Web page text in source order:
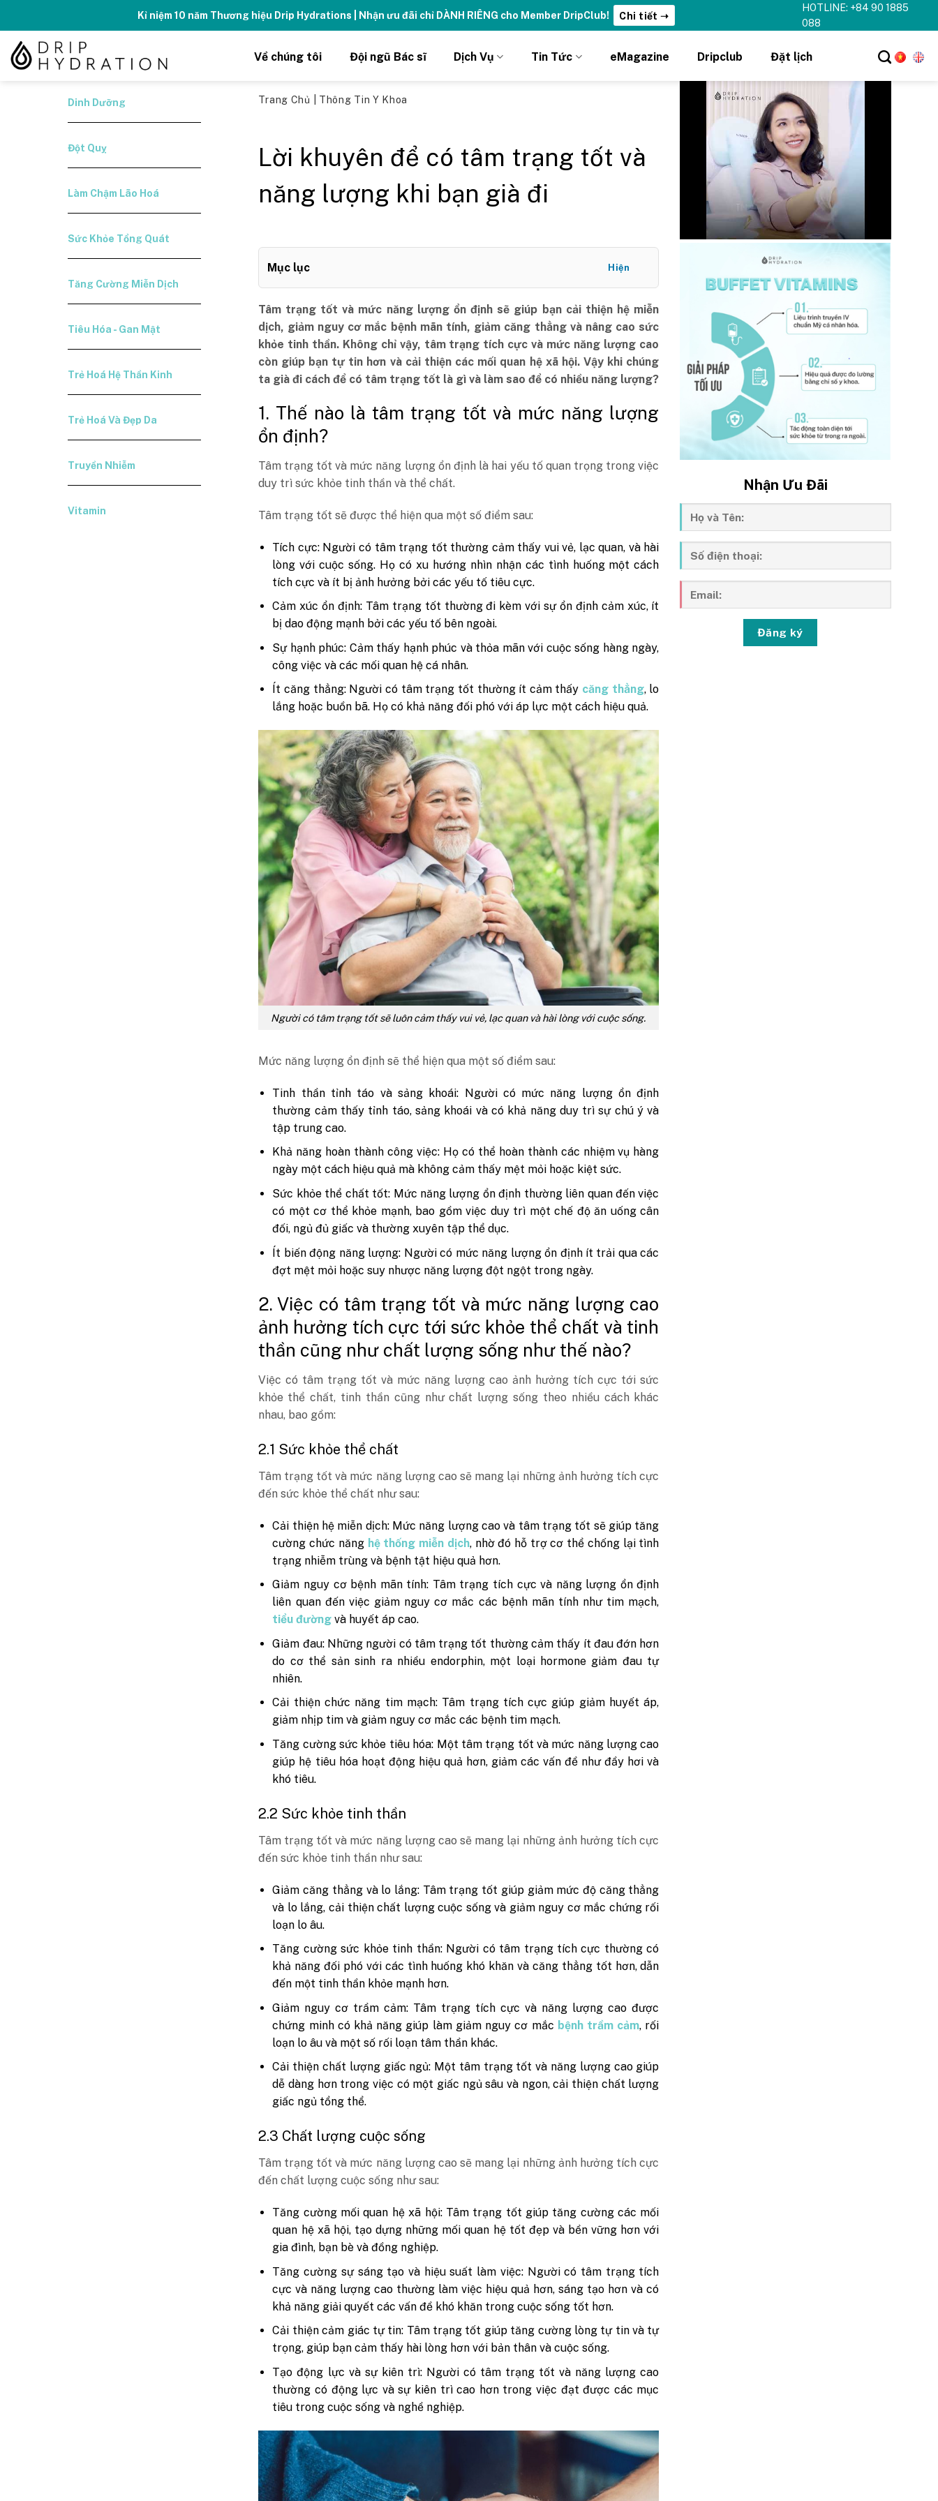
content
Kỉ niệm 10 năm Thương hiệu Drip Hydrations | Nhận ưu đãi chỉ DÀNH RIÊNG cho Member DripClub! Chi tiết ➝
HOTLINE: +84 90 1885
088
Về chúng tôi Đội ngũ Bác sĩ Dịch Vụ Tin Tức eMagazine Dripclub Đặt lịch
Dinh Dưỡng
Đột Quỵ
Làm Chậm Lão Hoá
Sức Khỏe Tổng Quát
Tăng Cường Miễn Dịch
Tiêu Hóa - Gan Mật
Trẻ Hoá Hệ Thần Kinh
Trẻ Hoá Và Đẹp Da
Truyền Nhiễm
Vitamin
Trang Chủ Thông Tin Y Khoa
Lời khuyên để có tâm trạng tốt và
năng lượng khi bạn già đi
Mục lục Hiện
Tâm trạng tốt và mức năng lượng ổn định sẽ giúp bạn cải thiện hệ miễn
dịch, giảm nguy cơ mắc bệnh mãn tính, giảm căng thẳng và nâng cao sức
khỏe tinh thần. Không chỉ vậy, tâm trạng tích cực và mức năng lượng cao
còn giúp bạn tự tin hơn và cải thiện các mối quan hệ xã hội. Vậy khi chúng
ta già đi cách để có tâm trạng tốt là gì và làm sao để có nhiều năng lượng?
1. Thế nào là tâm trạng tốt và mức năng lượng
ổn định?
Tâm trạng tốt và mức năng lượng ổn định là hai yếu tố quan trọng trong việc
duy trì sức khỏe tinh thần và thể chất.
Tâm trạng tốt sẽ được thể hiện qua một số điểm sau:
Tích cực: Người có tâm trạng tốt thường cảm thấy vui vẻ, lạc quan, và hài
lòng với cuộc sống. Họ có xu hướng nhìn nhận các tình huống một cách
tích cực và ít bị ảnh hưởng bởi các yếu tố tiêu cực.
Cảm xúc ổn định: Tâm trạng tốt thường đi kèm với sự ổn định cảm xúc, ít
bị dao động mạnh bởi các yếu tố bên ngoài.
Sự hạnh phúc: Cảm thấy hạnh phúc và thỏa mãn với cuộc sống hàng ngày,
công việc và các mối quan hệ cá nhân.
Ít căng thẳng: Người có tâm trạng tốt thường ít cảm thấy căng thẳng, lo
lắng hoặc buồn bã. Họ có khả năng đối phó với áp lực một cách hiệu quả.
Người có tâm trạng tốt sẽ luôn cảm thấy vui vẻ, lạc quan và hài lòng với cuộc sống.
Mức năng lượng ổn định sẽ thể hiện qua một số điểm sau:
Tinh thần tỉnh táo và sảng khoái: Người có mức năng lượng ổn định
thường cảm thấy tỉnh táo, sảng khoái và có khả năng duy trì sự chú ý và
tập trung cao.
Khả năng hoàn thành công việc: Họ có thể hoàn thành các nhiệm vụ hàng
ngày một cách hiệu quả mà không cảm thấy mệt mỏi hoặc kiệt sức.
Sức khỏe thể chất tốt: Mức năng lượng ổn định thường liên quan đến việc
có một cơ thể khỏe mạnh, bao gồm việc duy trì một chế độ ăn uống cân
đối, ngủ đủ giấc và thường xuyên tập thể dục.
Ít biến động năng lượng: Người có mức năng lượng ổn định ít trải qua các
đợt mệt mỏi hoặc suy nhược năng lượng đột ngột trong ngày.
2. Việc có tâm trạng tốt và mức năng lượng cao
ảnh hưởng tích cực tới sức khỏe thể chất và tinh
thần cũng như chất lượng sống như thế nào?
Việc có tâm trạng tốt và mức năng lượng cao ảnh hưởng tích cực tới sức
khỏe thể chất, tinh thần cũng như chất lượng sống theo nhiều cách khác
nhau, bao gồm:
2.1 Sức khỏe thể chất
Tâm trạng tốt và mức năng lượng cao sẽ mang lại những ảnh hưởng tích cực
đến sức khỏe thể chất như sau:
Cải thiện hệ miễn dịch: Mức năng lượng cao và tâm trạng tốt sẽ giúp tăng
cường chức năng hệ thống miễn dịch, nhờ đó hỗ trợ cơ thể chống lại tình
trạng nhiễm trùng và bệnh tật hiệu quả hơn.
Giảm nguy cơ bệnh mãn tính: Tâm trạng tích cực và năng lượng ổn định
liên quan đến việc giảm nguy cơ mắc các bệnh mãn tính như tim mạch,
tiểu đường và huyết áp cao.
Giảm đau: Những người có tâm trạng tốt thường cảm thấy ít đau đớn hơn
do cơ thể sản sinh ra nhiều endorphin, một loại hormone giảm đau tự
nhiên.
Cải thiện chức năng tim mạch: Tâm trạng tích cực giúp giảm huyết áp,
giảm nhịp tim và giảm nguy cơ mắc các bệnh tim mạch.
Tăng cường sức khỏe tiêu hóa: Một tâm trạng tốt và mức năng lượng cao
giúp hệ tiêu hóa hoạt động hiệu quả hơn, giảm các vấn đề như đầy hơi và
khó tiêu.
2.2 Sức khỏe tinh thần
Tâm trạng tốt và mức năng lượng cao sẽ mang lại những ảnh hưởng tích cực
đến sức khỏe tinh thần như sau:
Giảm căng thẳng và lo lắng: Tâm trạng tốt giúp giảm mức độ căng thẳng
và lo lắng, cải thiện chất lượng cuộc sống và giảm nguy cơ mắc chứng rối
loạn lo âu.
Tăng cường sức khỏe tinh thần: Người có tâm trạng tích cực thường có
khả năng đối phó với các tình huống khó khăn và căng thẳng tốt hơn, dẫn
đến một tinh thần khỏe mạnh hơn.
Giảm nguy cơ trầm cảm: Tâm trạng tích cực và năng lượng cao được
chứng minh có khả năng giúp làm giảm nguy cơ mắc bệnh trầm cảm, rối
loạn lo âu và một số rối loạn tâm thần khác.
Cải thiện chất lượng giấc ngủ: Một tâm trạng tốt và năng lượng cao giúp
dễ dàng hơn trong việc có một giấc ngủ sâu và ngon, cải thiện chất lượng
giấc ngủ tổng thể.
2.3 Chất lượng cuộc sống
Tâm trạng tốt và mức năng lượng cao sẽ mang lại những ảnh hưởng tích cực
đến chất lượng cuộc sống như sau:
Tăng cường mối quan hệ xã hội: Tâm trạng tốt giúp tăng cường các mối
quan hệ xã hội, tạo dựng những mối quan hệ tốt đẹp và bền vững hơn với
gia đình, bạn bè và đồng nghiệp.
Tăng cường sự sáng tạo và hiệu suất làm việc: Người có tâm trạng tích
cực và năng lượng cao thường làm việc hiệu quả hơn, sáng tạo hơn và có
khả năng giải quyết các vấn đề khó khăn trong cuộc sống tốt hơn.
Cải thiện cảm giác tự tin: Tâm trạng tốt giúp tăng cường lòng tự tin và tự
trọng, giúp bạn cảm thấy hài lòng hơn với bản thân và cuộc sống.
Tạo động lực và sự kiên trì: Người có tâm trạng tốt và năng lượng cao
thường có động lực và sự kiên trì cao hơn trong việc đạt được các mục
tiêu trong cuộc sống và nghề nghiệp.
Nhận Ưu Đãi
Đăng ký